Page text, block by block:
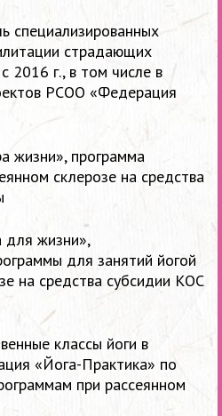
специализированных
страдающих
2016 г., в том числе в
РСОО «Федерация
жизни», программа
склерозе на средства
для жизни»,
для занятий йогой
на средства субсидии КОС
классы йоги в
«Йога-Практика» по
при рассеянном